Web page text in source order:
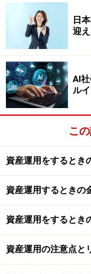
今はもうそうい
は皆さんもよく
金利が高い時代
は自由に金利を
利とを天秤にか
「うちはつぶれ
「3％つけますの
う時代がやって
関は破綻する可
す。そういう時
す。
預貯金は大事で
ありません（そ
です）。しかし、
組み入れていく必
日
迎
AI
ル
こ
資産運用をするとき
資産運用するときの
資産運用をするとき
資産運用の注意点と